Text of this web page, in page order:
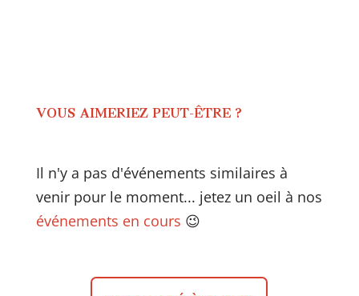
VOUS AIMERIEZ PEUT-ÊTRE ?
Il n'y a pas d'événements similaires à
venir pour le moment... jetez un oeil à nos
événements en cours 😉